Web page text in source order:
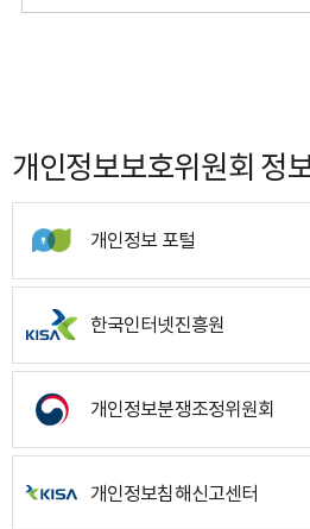
개인정보보호위원회 정
개인정보 포털
한국인터넷진흥원
개인정보분쟁조정위원회
개인정보침해신고센터